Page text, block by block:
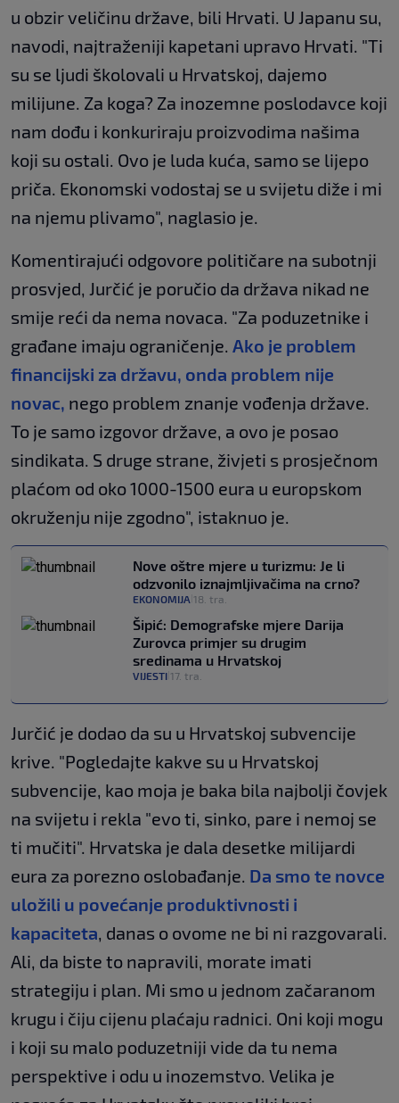
u obzir veličinu države, bili Hrvati. U Japanu su,
navodi, najtraženiji kapetani upravo Hrvati. "Ti
su se ljudi školovali u Hrvatskoj, dajemo
milijune. Za koga? Za inozemne poslodavce koji
nam dođu i konkuriraju proizvodima našima
koji su ostali. Ovo je luda kuća, samo se lijepo
priča. Ekonomski vodostaj se u svijetu diže i mi
na njemu plivamo", naglasio je.
Komentirajući odgovore političare na subotnji
prosvjed, Jurčić je poručio da država nikad ne
smije reći da nema novaca. "Za poduzetnike i
građane imaju ograničenje. Ako je problem
financijski za državu, onda problem nije
novac, nego problem znanje vođenja države.
To je samo izgovor države, a ovo je posao
sindikata. S druge strane, živjeti s prosječnom
plaćom od oko 1000-1500 eura u europskom
okruženju nije zgodno", istaknuo je.
Nove oštre mjere u turizmu: Je li
odzvonilo iznajmljivačima na crno?
EKONOMIJA 18. tra.
Šipić: Demografske mjere Darija
Zurovca primjer su drugim
sredinama u Hrvatskoj
VIJESTI 17. tra.
Jurčić je dodao da su u Hrvatskoj subvencije
krive. "Pogledajte kakve su u Hrvatskoj
subvencije, kao moja je baka bila najbolji čovjek
na svijetu i rekla "evo ti, sinko, pare i nemoj se
ti mučiti". Hrvatska je dala desetke milijardi
eura za porezno oslobađanje. Da smo te novce
uložili u povećanje produktivnosti i
kapaciteta, danas o ovome ne bi ni razgovarali.
Ali, da biste to napravili, morate imati
strategiju i plan. Mi smo u jednom začaranom
krugu i čiju cijenu plaćaju radnici. Oni koji mogu
i koji su malo poduzetniji vide da tu nema
perspektive i odu u inozemstvo. Velika je